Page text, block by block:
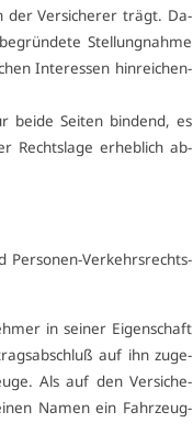
der Ver­si­che­rer trägt. Da­
Stel­lung­nah­me
In­ter­es­sen hin­rei­chen­
bei­de Sei­ten bin­dend, es
Rechts­la­ge er­heb­lich ab­
Per­so­nen-Ver­kehrs­rechts­
in sei­ner Ei­gen­schaft
auf ihn zu­ge­
Als auf den Ver­si­che­
Na­men ein Fahr­zeug­